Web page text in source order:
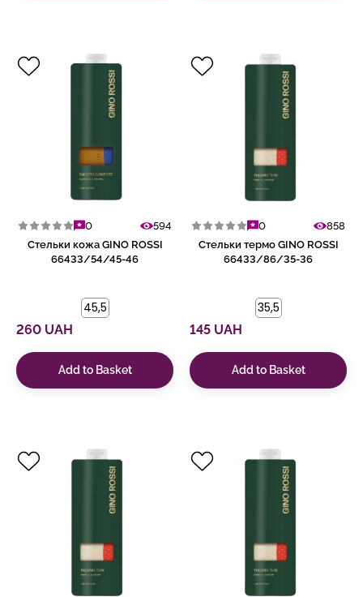
0
594
Стельки кожа GINO ROSSI
66433/54/45-46
45,5
260 UAH
Add to Basket
0
858
Стельки термо GINO ROSSI
66433/86/35-36
35,5
145 UAH
Add to Basket